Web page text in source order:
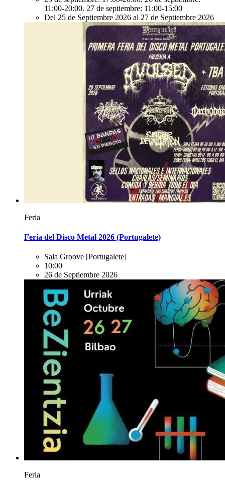
11:00-20:00. 27 de septiembre: 11:00-15:00
Del 25 de Septiembre 2026 al 27 de Septiembre 2026
Feria
Feria del Disco Metal 2026 (Portugalete)
Sala Groove [Portugalete]
10:00
26 de Septiembre 2026
Feria